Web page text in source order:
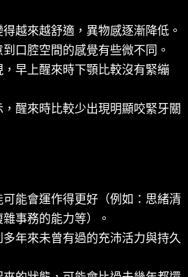
越來越舒適，異物感逐漸降低。
口腔空間的感覺有些微不同。
早上醒來時下顎比較沒有緊繃
醒來時比較少出現明顯咬緊牙關
能會運作得更好（例如：思緒清
事務的能力等）。
年來未曾有過的充沛活力與持久